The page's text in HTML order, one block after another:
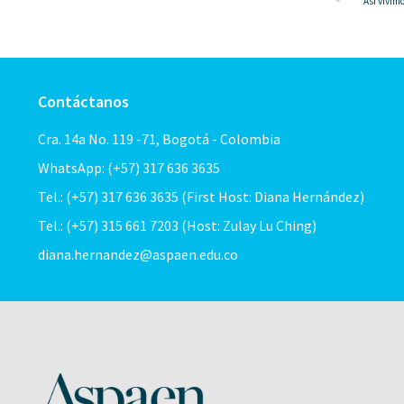
Contáctanos
Cra. 14a No. 119 -71, Bogotá - Colombia
WhatsApp: (+57) 317 636 3635
Tel.: (+57) 317 636 3635 (First Host: Diana Hernández)
Tel.: (+57) 315 661 7203 (Host: Zulay Lu Ching)
diana.hernandez@aspaen.edu.co